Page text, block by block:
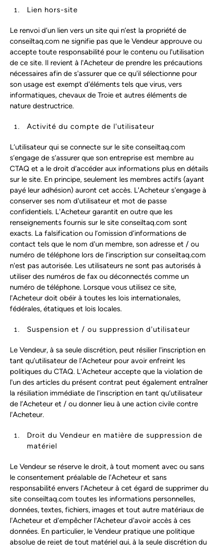
Lien hors-site
Le renvoi d’un lien vers un site qui n’est la propriété de
conseiltaq.com ne signifie pas que le Vendeur approuve ou
accepte toute responsabilité pour le contenu ou l'utilisation
de ce site. Il revient à l'Acheteur de prendre les précautions
nécessaires afin de s'assurer que ce qu'il sélectionne pour
son usage est exempt d'éléments tels que virus, vers
informatiques, chevaux de Troie et autres éléments de
nature destructrice.
Activité du compte de l'utilisateur
L’utilisateur qui se connecte sur le site conseiltaq.com
s’engage de s’assurer que son entreprise est membre au
CTAQ et a le droit d’accéder aux informations plus en détails
sur le site. En principe, seulement les membres actifs (ayant
payé leur adhésion) auront cet accès. L'Acheteur s'engage à
conserver ses nom d'utilisateur et mot de passe
confidentiels. L'Acheteur garantit en outre que les
renseignements fournis sur le site conseiltaq.com sont
exacts. La falsification ou l’omission d’informations de
contact tels que le nom d'un membre, son adresse et / ou
numéro de téléphone lors de l’inscription sur conseiltaq.com
n'est pas autorisée. Les utilisateurs ne sont pas autorisés à
utiliser des numéros de fax ou déconnectés comme un
numéro de téléphone. Lorsque vous utilisez ce site,
l'Acheteur doit obéir à toutes les lois internationales,
fédérales, étatiques et lois locales.
Suspension et / ou suppression d'utilisateur
Le Vendeur, à sa seule discrétion, peut résilier l'inscription en
tant qu’utilisateur de l'Acheteur pour avoir enfreint les
politiques du CTAQ. L'Acheteur accepte que la violation de
l'un des articles du présent contrat peut également entraîner
la résiliation immédiate de l'inscription en tant qu’utilisateur
de l’Acheteur et / ou donner lieu à une action civile contre
l'Acheteur.
Droit du Vendeur en matière de suppression de
matériel
Le Vendeur se réserve le droit, à tout moment avec ou sans
le consentement préalable de l'Acheteur et sans
responsabilité envers l'Acheteur à cet égard de supprimer du
site conseiltaq.com toutes les informations personnelles,
données, textes, fichiers, images et tout autre matériaux de
l'Acheteur et d’empêcher l'Acheteur d'avoir accès à ces
données. En particulier, le Vendeur pratique une politique
absolue de rejet de tout matériel qui, à la seule discrétion du